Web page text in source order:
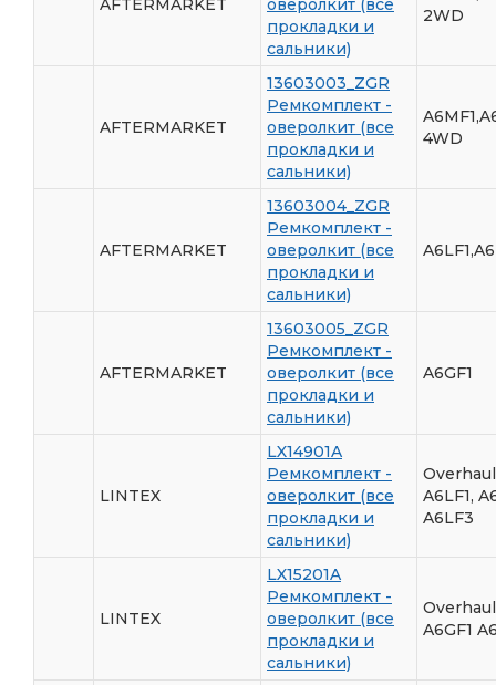
AFTERMARKET
оверолкит (все
прокладки и
сальники)
2WD
AFTERMARKET
13603003_ZGR
Ремкомплект -
оверолкит (все
прокладки и
сальники)
4WD
AFTERMARKET
13603004_ZGR
Ремкомплект -
оверолкит (все
прокладки и
сальники)
AFTERMARKET
13603005_ZGR
Ремкомплект -
оверолкит (все
прокладки и
сальники)
A6GF1
LINTEX
LX14901A
Ремкомплект -
оверолкит (все
прокладки и
сальники)
A6LF1,
A6LF3
LINTEX
LX15201A
Ремкомплект -
оверолкит (все
прокладки и
сальники)
A6GF1